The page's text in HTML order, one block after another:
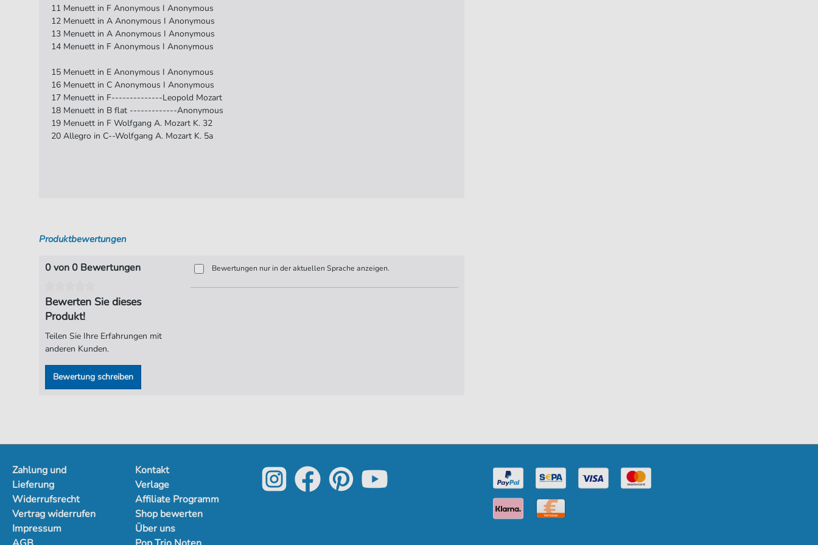
11 Menuett in F Anonymous I Anonymous
12 Menuett in A Anonymous I Anonymous
13 Menuett in A Anonymous I Anonymous
14 Menuett in F Anonymous I Anonymous
15 Menuett in E Anonymous I Anonymous
16 Menuett in C Anonymous I Anonymous
17 Menuett in F--------------Leopold Mozart
18 Menuett in B flat -------------Anonymous
19 Menuett in F Wolfgang A. Mozart K. 32
20 Allegro in C--Wolfgang A. Mozart K. 5a
Produktbewertungen
0 von 0 Bewertungen
Bewerten Sie dieses
Produkt!
Teilen Sie Ihre Erfahrungen mit
anderen Kunden.
Bewertung schreiben
Bewertungen nur in der aktuellen Sprache anzeigen.
Zahlung und
Lieferung
Widerrufsrecht
Vertrag widerrufen
Impressum
Kontakt
Verlage
Affiliate Programm
Shop bewerten
Über uns